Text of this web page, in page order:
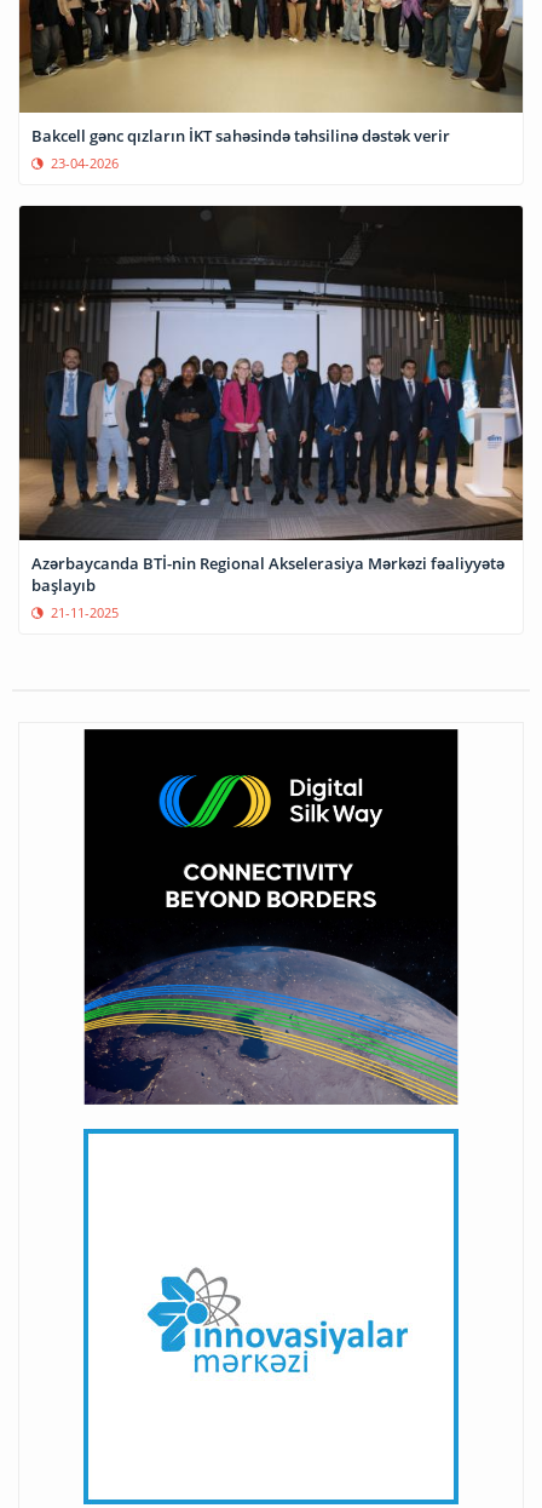
Bakcell gənc qızların İKT sahəsində təhsilinə dəstək verir
23-04-2026
Azərbaycanda BTİ-nin Regional Akselerasiya Mərkəzi fəaliyyətə
başlayıb
21-11-2025